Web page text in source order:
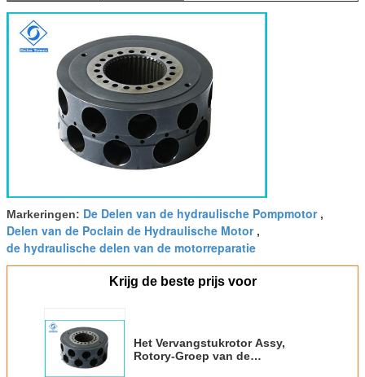
Markeringen: De Delen van de hydraulische Pompmotor,
Delen van de Poclain de Hydraulische Motor,
de hydraulische delen van de motorreparatie
Krijg de beste prijs voor
Het Vervangstukrotor Assy,
Rotory-Groep van de